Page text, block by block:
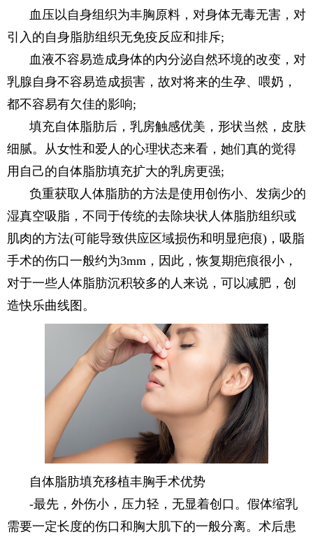
血压以自身组织为丰胸原料，对身体无毒无害，对
引入的自身脂肪组织无免疫反应和排斥;
血液不容易造成身体的内分泌自然环境的改变，对
乳腺自身不容易造成损害，故对将来的生孕、喂奶，
都不容易有欠佳的影响;
填充自体脂肪后，乳房触感优美，形状当然，皮肤
细腻。从女性和爱人的心理状态来看，她们真的觉得
用自己的自体脂肪填充扩大的乳房更强;
负重获取人体脂肪的方法是使用创伤小、发病少的
湿真空吸脂，不同于传统的去除块状人体脂肪组织或
肌肉的方法(可能导致供应区域损伤和明显疤痕)，吸脂
手术的伤口一般约为3mm，因此，恢复期疤痕很小，
对于一些人体脂肪沉积较多的人来说，可以减肥，创
造快乐曲线图。
自体脂肪填充移植丰胸手术优势
-最先，外伤小，压力轻，无显着创口。假体缩乳
需要一定长度的伤口和胸大肌下的一般分离。术后患